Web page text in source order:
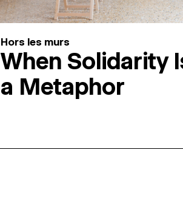
Hors les murs
When Solidarity
a Metaphor